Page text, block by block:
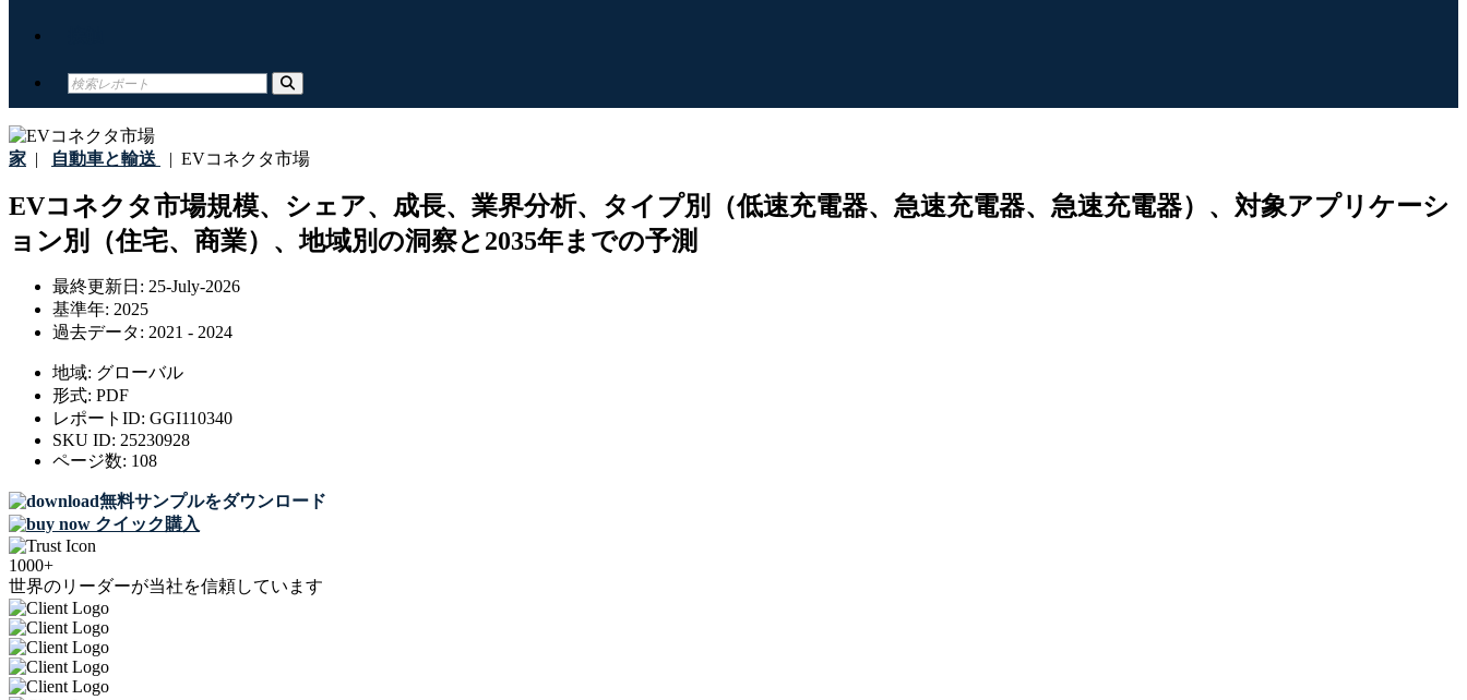
家 | 自動車と輸送 | EVコネクタ市場
EVコネクタ市場規模、シェア、成長、業界分析、タイプ別（低速充電器、急速充電器、急速充電器）、対象アプリケーシ
ョン別（住宅、商業）、地域別の洞察と2035年までの予測
最終更新日: 25-July-2026
基準年: 2025
過去データ: 2021 - 2024
地域: グローバル
形式: PDF
レポートID: GGI110340
SKU ID: 25230928
ページ数: 108
無料サンプルをダウンロード
クイック購入
1000+
世界のリーダーが当社を信頼しています